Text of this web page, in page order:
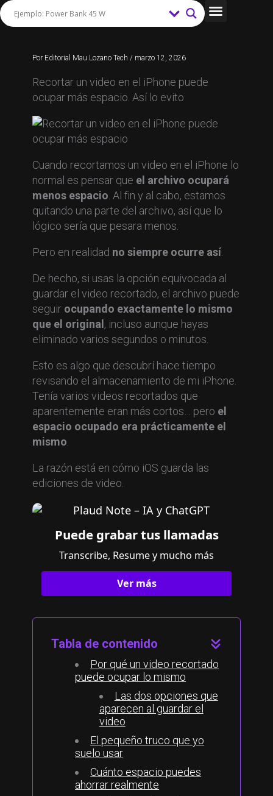
Ir
al
Por Editorial Mau Lozano Tech / marzo 12, 2026
Recortar un video en el iPhone puede
ocupar más espacio. Así lo evito
Cuando recortamos un video en el iPhone lo
normal es pensar que el archivo ocupará
menos espacio . Al fin y al cabo, estamos
quitando una parte del archivo, así que lo
lógico sería que pesara menos.
Pero en realidad no siempre ocurre así.
De hecho, si usas la opción equivocada al
guardar el video recortado, el archivo puede
seguir ocupando exactamente lo mismo
que el original, incluso aunque hayas
eliminado varios segundos o minutos.
Esto es algo que descubrí hace tiempo
revisando el almacenamiento de mi iPhone.
Tenía varios videos recortados que
aparentemente eran más cortos… pero el
espacio ocupado era prácticamente el
mismo
La razón está en cómo iOS guarda las
ediciones de video.
Puede grabar tus llamadas
Transcribe, Resume y mucho más
Ver más
Tabla de contenido
Por qué un video recortado
puede ocupar lo mismo
Las dos opciones que
aparecen al guardar el
video
El pequeño truco que yo
suelo usar
Cuánto espacio puedes
ahorrar realmente